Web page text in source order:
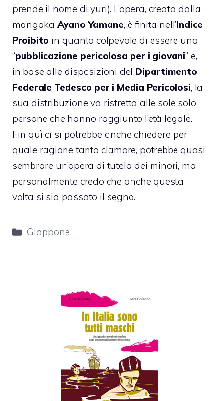
prende il nome di yuri). L’opera, creata dalla
mangaka Ayano Yamane, è finita nell’Indice
Proibito in quanto colpevole di essere una
“pubblicazione pericolosa per i giovani” e,
in base alle disposizioni del Dipartimento
Federale Tedesco per i Media Pericolosi, la
sua distribuzione va ristretta alle sole solo
persone che hanno raggiunto l’età legale.
Fin quì ci si potrebbe anche chiedere per
quale ragione tanto clamore, potrebbe quasi
sembrare un’opera di tutela dei minori, ma
personalmente credo che anche questa
volta si sia passato il segno.
Categorie
Giappone